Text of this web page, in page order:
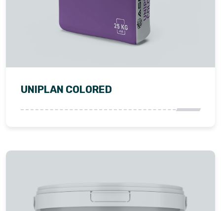
UNIPLAN COLORED